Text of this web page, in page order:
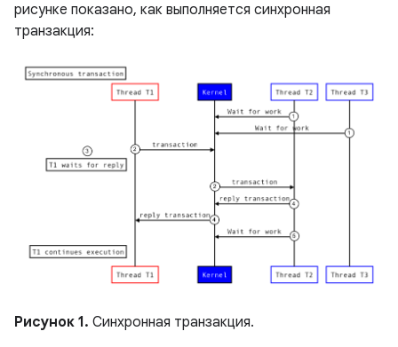
рисунке показано, как выполняется синхронная
транзакция:
Рисунок 1. Синхронная транзакция.